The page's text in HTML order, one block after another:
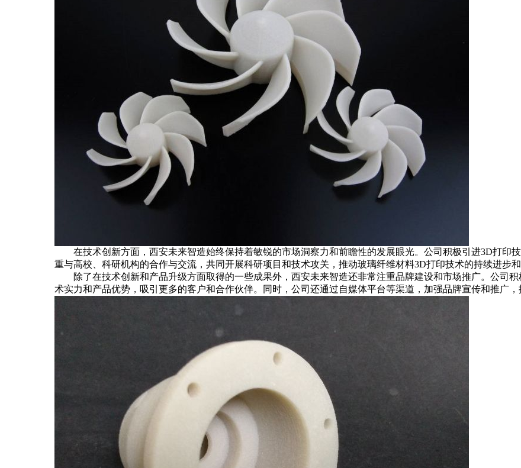
在技术创新方面，西安未来智造始终保持着敏锐的市场洞察力和前瞻性的发展眼光。公司积极引进3D打印
重与高校、科研机构的合作与交流，共同开展科研项目和技术攻关，推动玻璃纤维材料3D打印技术的持续进步和
除了在技术创新和产品升级方面取得的一些成果外，西安未来智造还非常注重品牌建设和市场推广。公司
术实力和产品优势，吸引更多的客户和合作伙伴。同时，公司还通过自媒体平台等渠道，加强品牌宣传和推广，